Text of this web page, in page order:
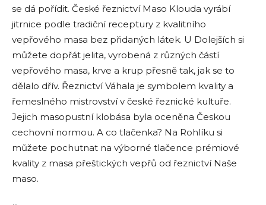
se dá pořídit. České řeznictví Maso Klouda vyrábí
jitrnice podle tradiční receptury z kvalitního
vepřového masa bez přidaných látek. U Dolejších si
můžete dopřát jelita, vyrobená z různých částí
vepřového masa, krve a krup přesně tak, jak se to
dělalo dřív. Řeznictví Váhala je symbolem kvality a
řemeslného mistrovství v české řeznické kultuře.
Jejich masopustní klobása byla oceněna Českou
cechovní normou. A co tlačenka? Na Rohlíku si
můžete pochutnat na výborné tlačence prémiové
kvality z masa přeštických vepřů od řeznictví Naše
maso.